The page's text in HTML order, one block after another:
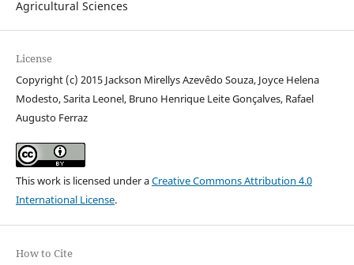
Agricultural Sciences
License
Copyright (c) 2015 Jackson Mirellys Azevêdo Souza, Joyce Helena
Modesto, Sarita Leonel, Bruno Henrique Leite Gonçalves, Rafael
Augusto Ferraz
This work is licensed under aCreative Commons Attribution 4.0
International License.
How to Cite